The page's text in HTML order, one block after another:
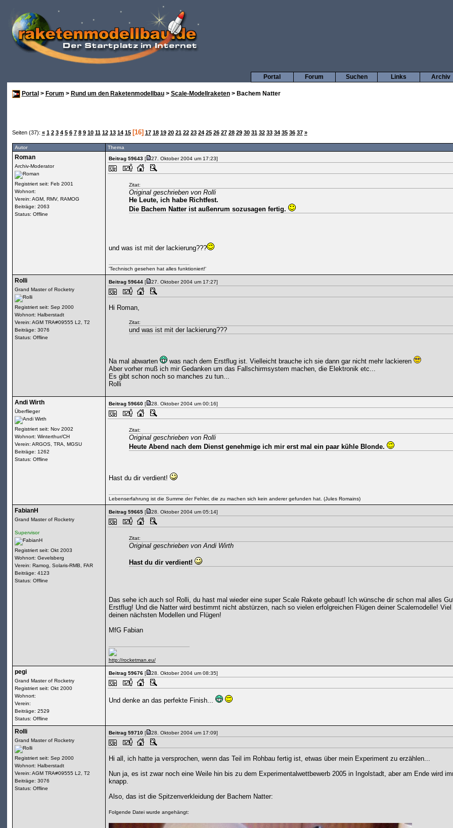
Archiv
Links
Suchen
Forum
Portal
Portal > Forum > Rund um den Raketenmodellbau> Scale-Modellraketen> Bachem Natter
Seiten (37): « 1 2 3 4 5 6 7 8 9 10 11 12 13 14 15 [16] 17 18 19 20 21 22 23 24 25 26 27 28 29 30 31 32 33 34 35 36 37 »
Autor Thema
Roman
Archiv-Moderator
Registriert seit: Feb 2001
Wohnort:
Verein: AGM, RMV, RAMOG
Beiträge: 2063
Status: Offline
Beitrag 59643[
27. Oktober 2004 um 17:23]
Zitat:
Original geschrieben von Rolli
He Leute, ich habe Richtfest.
Die Bachem Natter ist außenrum sozusagen fertig.
und was ist mit der lackierung???
'Technisch gesehen hat alles funktioniert!'
Rolli
Grand Master of Rocketry
Registriert seit: Sep 2000
Wohnort: Halberstadt
Verein: AGM TRA#09555 L2, T2
Beiträge: 3076
Status: Offline
Beitrag 59644[
27. Oktober 2004 um 17:27]
Hi Roman,
Zitat:
und was ist mit der lackierung???
Na mal abwarten
was nach dem Erstflug ist. Vielleicht brauche ich sie dann gar nicht mehr lackieren
Aber vorher muß ich mir Gedanken um das Fallschirmsystem machen, die Elektronik etc...
Es gibt schon noch so manches zu tun...
Rolli
Andi Wirth
Überflieger
Registriert seit: Nov 2002
Wohnort: Winterthur/CH
Verein: ARGOS, TRA, MGSU
Beiträge: 1262
Status: Offline
Beitrag 59660[
28. Oktober 2004 um 00:16]
Zitat:
Original geschrieben von Rolli
Heute Abend nach dem Dienst genehmige ich mir erst mal ein paar kühle Blonde.
Hast du dir verdient!
Lebenserfahrung ist die Summe der Fehler, die zu machen sich kein anderer gefunden hat. (Jules Romains)
FabianH
Grand Master of Rocketry
Supervisor
Registriert seit: Okt 2003
Wohnort: Gevelsberg
Verein: Ramog, Solaris-RMB, FAR
Beiträge: 4123
Status: Offline
Beitrag 59665[
28. Oktober 2004 um 05:14]
Zitat:
Original geschrieben von Andi Wirth
Hast du dir verdient!
Das sehe ich auch so! Rolli, du hast mal wieder eine super Scale Rakete gebaut! Ich wünsche dir schon mal alles
Erstflug! Und die Natter wird bestimmt nicht abstürzen, nach so vielen erfolgreichen Flügen deiner Scalemodelle!
deinen nächsten Modellen und Flügen!
MfG Fabian
http://rocketman.eu/
pegi
Grand Master of Rocketry
Registriert seit: Okt 2000
Wohnort:
Verein:
Beiträge: 2529
Status: Offline
Beitrag 59676[
28. Oktober 2004 um 08:35]
Und denke an das perfekte Finish...
Rolli
Grand Master of Rocketry
Registriert seit: Sep 2000
Wohnort: Halberstadt
Verein: AGM TRA#09555 L2, T2
Beiträge: 3076
Status: Offline
Beitrag 59710[
28. Oktober 2004 um 17:09]
Hi all, ich hatte ja versprochen, wenn das Teil im Rohbau fertig ist, etwas über mein Experiment zu erzählen...
Nun ja, es ist zwar noch eine Weile hin bis zu dem Experimentalwettbewerb 2005 in Ingolstadt, aber am Ende wird
knapp.
Also, das ist die Spitzenverkleidung der Bachem Natter:
Folgende Datei wurde angehängt: